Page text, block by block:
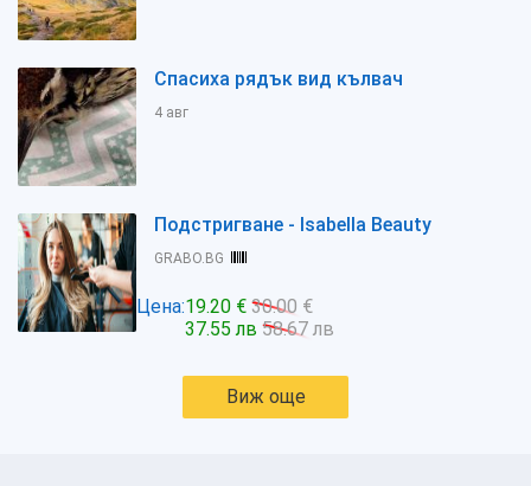
Спасиха рядък вид кълвач
4 авг
Подстригване - Isabella Beauty
GRABO.BG
Цена:19.20 € 30.00 €
37.55 лв 58.67 лв
Виж още